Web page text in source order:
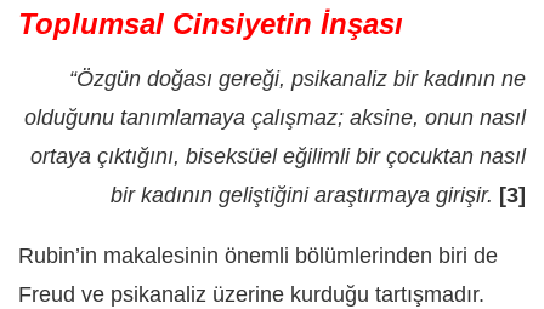
Toplumsal Cinsiyetin İnşası
“Özgün doğası gereği, psikanaliz bir kadının ne
olduğunu tanımlamaya çalışmaz; aksine, onun nasıl
ortaya çıktığını, biseksüel eğilimli bir çocuktan nasıl
bir kadının geliştiğini araştırmaya girişir. [3]
Rubin’in makalesinin önemli bölümlerinden biri de
Freud ve psikanaliz üzerine kurduğu tartışmadır.